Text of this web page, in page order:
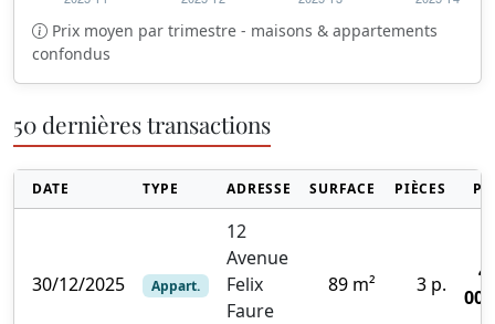
Prix moyen par trimestre - maisons & appartements
confondus
50 dernières transactions
DATE TYPE ADRESSE SURFACE PIÈCES
30/12/2025 Appart.
12
Avenue
Felix
Faure
89 m² 3 p.